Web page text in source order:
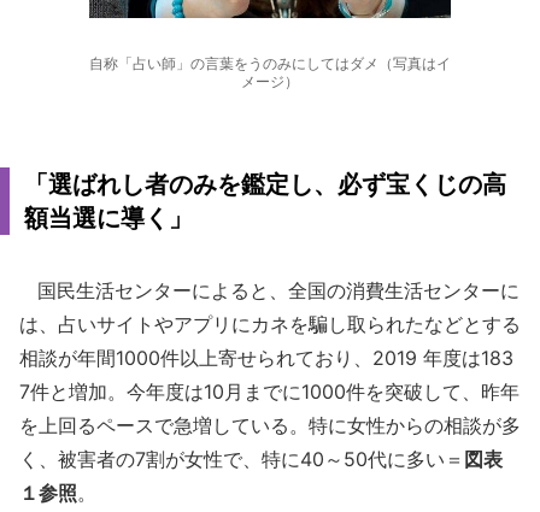
自称「占い師」の言葉をうのみにしてはダメ（写真はイ
メージ）
「選ばれし者のみを鑑定し、必ず宝くじの高
額当選に導く」
国民生活センターによると、全国の消費生活センターに
は、占いサイトやアプリにカネを騙し取られたなどとする
相談が年間1000件以上寄せられており、2019 年度は183
7件と増加。今年度は10月までに1000件を突破して、昨年
を上回るペースで急増している。特に女性からの相談が多
く、被害者の7割が女性で、特に40～50代に多い＝ 図表
１参照。